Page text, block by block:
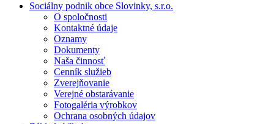
Sociálny podnik obce Slovinky, s.r.o.
O spoločnosti
Kontaktné údaje
Oznamy
Dokumenty
Naša činnosť
Cenník služieb
Zverejňovanie
Verejné obstarávanie
Fotogaléria výrobkov
Ochrana osobných údajov